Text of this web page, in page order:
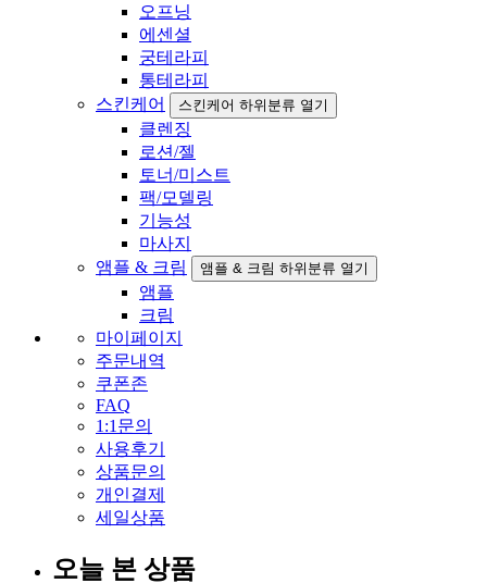
오프닝
에센셜
궁테라피
통테라피
스킨케어
스킨케어 하위분류 열기
클렌징
로션/젤
토너/미스트
팩/모델링
기능성
마사지
앰플 & 크림
앰플 & 크림 하위분류 열기
앰플
크림
마이페이지
주문내역
쿠폰존
FAQ
1:1문의
사용후기
상품문의
개인결제
세일상품
오늘 본 상품